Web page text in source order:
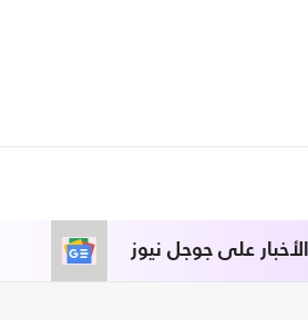
الأخبار على جوجل نيوز